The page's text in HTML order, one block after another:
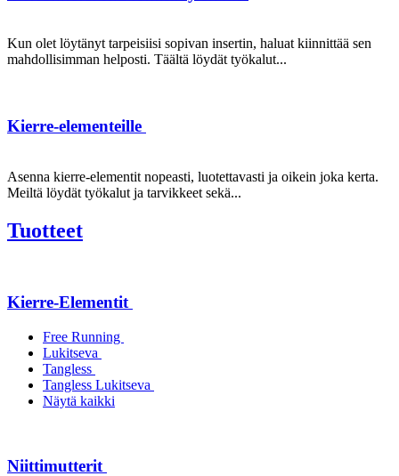
Kun olet löytänyt tarpeisiisi sopivan insertin, haluat kiinnittää sen
mahdollisimman helposti. Täältä löydät työkalut...
Kierre-elementeille
Asenna kierre-elementit nopeasti, luotettavasti ja oikein joka kerta.
Meiltä löydät työkalut ja tarvikkeet sekä...
Tuotteet
Kierre-Elementit
Free Running
Lukitseva
Tangless
Tangless Lukitseva
Näytä kaikki
Niittimutterit